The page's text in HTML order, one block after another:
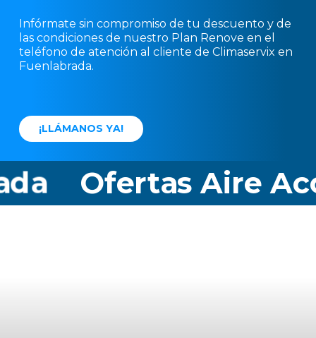
Infórmate sin compromiso de tu descuento y de
las condiciones de nuestro Plan Renove en el
teléfono de atención al cliente de Climaservix en
Fuenlabrada.
¡LLÁMANOS YA!
Ofertas Aire